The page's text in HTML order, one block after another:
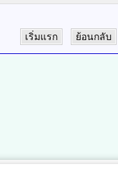
เริ่มแรก ย้อนกลับ